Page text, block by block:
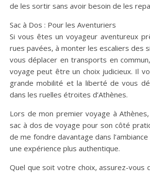
de les sortir sans avoir besoin de les
Sac à Dos : Pour les Aventuriers
Si vous êtes un voyageur aventureux
rues pavées, à monter les escaliers des
vous déplacer en transports en
voyage peut être un choix judicieux. Il
grande mobilité et la liberté de vous
dans les ruelles étroites d’Athènes.
Lors de mon premier voyage à
sac à dos de voyage pour son côté
de me fondre davantage dans
une expérience plus authentique.
Quel que soit votre choix, assurez-vous